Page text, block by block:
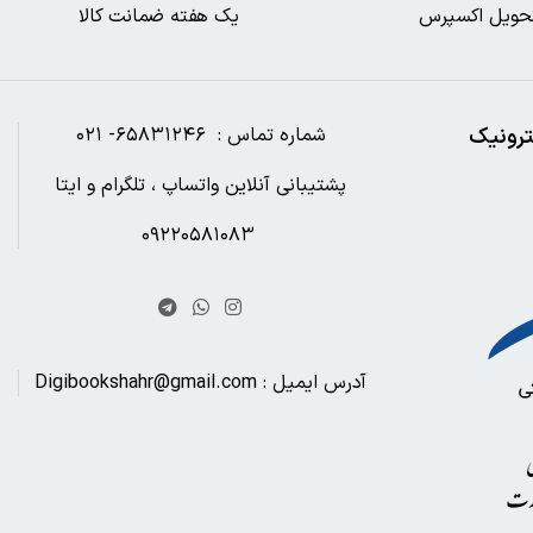
اکسپرس یک هفته ضمانت کالا
شماره تماس : ۶۵۸۳۱۲۴۶- ۰۲۱
پشتیبانی آنلاین واتساپ ، تلگرام و ایتا
آدرس ایمیل : Digibookshahr@gmail.com